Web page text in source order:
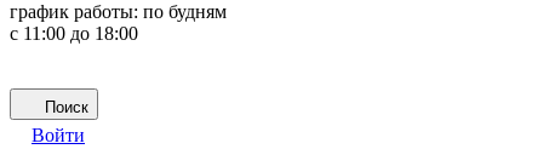
график работы: по будням
с 11:00 до 18:00
Поиск
Войти